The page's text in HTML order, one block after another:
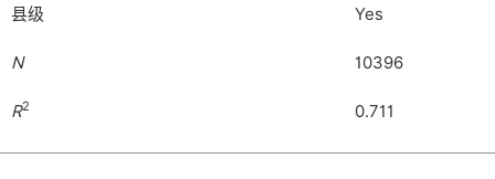
县级 Yes
N 10396
R2 0.711